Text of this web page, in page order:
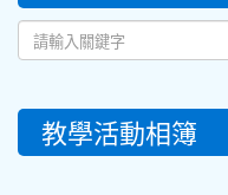
教學活動相簿